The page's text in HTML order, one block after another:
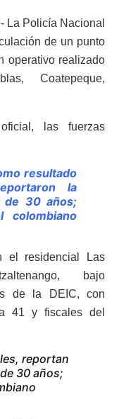
La Policía Nacional
de un punto
operativo realizado
Coatepeque,
las fuerzas
resultado
la
de 30 años;
el residencial Las
bajo
de la DEIC, con
41 y fiscales del
reportan
30 años;